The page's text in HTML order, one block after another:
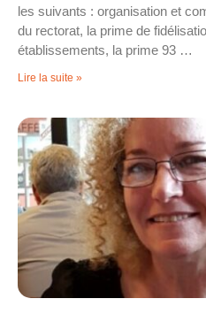
les suivants : organisation et
du rectorat, la prime de
établissements, la prime 93 …
Lire la suite »